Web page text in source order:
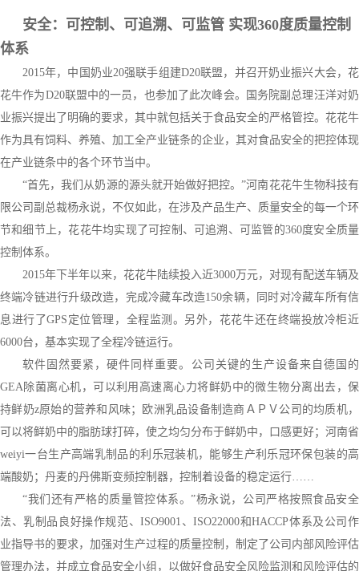
安全：可控制、可追溯、可监管 实现360度质量控制
体系
2015年，中国奶业20强联手组建D20联盟，并召开奶业振兴大会，花
花牛作为D20联盟中的一员，也参加了此次峰会。国务院副总理汪洋对奶
业振兴提出了明确的要求，其中就包括关于食品安全的严格管控。花花牛
作为具有饲料、养殖、加工全产业链条的企业，其对食品安全的把控体现
在产业链条中的各个环节当中。
“首先，我们从奶源的源头就开始做好把控。”河南花花牛生物科技有
限公司副总裁杨永说，不仅如此，在涉及产品生产、质量安全的每一个环
节和细节上，花花牛均实现了可控制、可追溯、可监管的360度安全质量
控制体系。
2015年下半年以来，花花牛陆续投入近3000万元，对现有配送车辆及
终端冷链进行升级改造，完成冷藏车改造150余辆，同时对冷藏车所有信
息进行了GPS定位管理，全程监测。另外，花花牛还在终端投放冷柜近
6000台，基本实现了全程冷链运行。
软件固然要紧，硬件同样重要。公司关键的生产设备来自德国的
GEA除菌离心机，可以利用高速离心力将鲜奶中的微生物分离出去，保
持鲜奶z原始的营养和风味；欧洲乳品设备制造商ＡＰＶ公司的均质机，
可以将鲜奶中的脂肪球打碎，使之均匀分布于鲜奶中，口感更好；河南省
weiyi一台生产高端乳制品的利乐冠装机，能够生产利乐冠环保包装的高
端酸奶；丹麦的丹佛斯变频控制器，控制着设备的稳定运行……
“我们还有严格的质量管控体系。”杨永说，公司严格按照食品安全
法、乳制品良好操作规范、ISO9001、ISO22000和HACCP体系及公司作
业指导书的要求，加强对生产过程的质量控制，制定了公司内部风险评估
管理办法，并成立食品安全小组，以做好食品安全风险监测和风险评估的